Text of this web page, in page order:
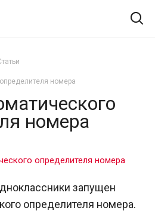
номера
номера
запущен
определителя номера.